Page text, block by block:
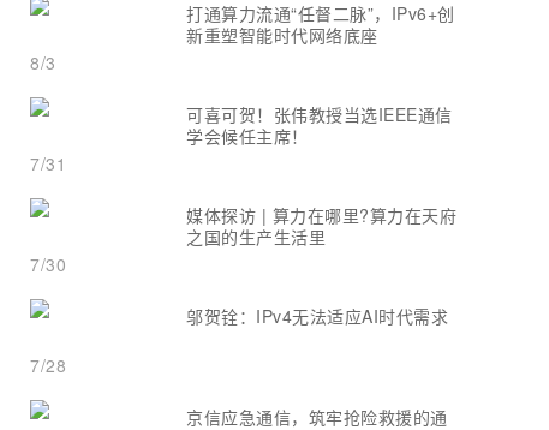
打通算力流通“任督二脉”，IPv6+创
新重塑智能时代网络底座
8/3
可喜可贺！张伟教授当选IEEE通信
学会候任主席！
7/31
媒体探访 | 算力在哪里?算力在天府
之国的生产生活里
7/30
邬贺铨：IPv4无法适应AI时代需求
7/28
京信应急通信，筑牢抢险救援的通